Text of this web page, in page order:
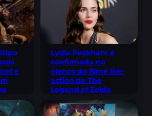
e
Lydia Peckham é
confirmada no
elenco do filme live-
action de The
Legend of Zelda